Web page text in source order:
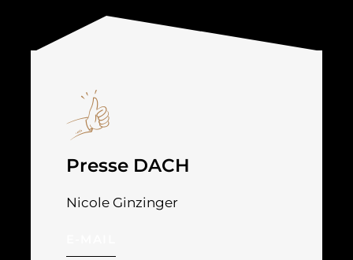
Presse DACH
Nicole Ginzinger